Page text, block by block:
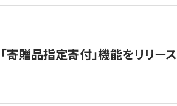
贈品指定寄付」機能をリリース